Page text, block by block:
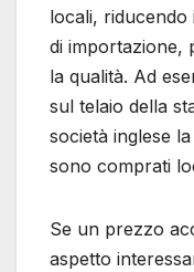
locali, riducendo
di importazione,
la qualità. Ad
sul telaio della
società inglese
sono comprati
Se un prezzo
aspetto